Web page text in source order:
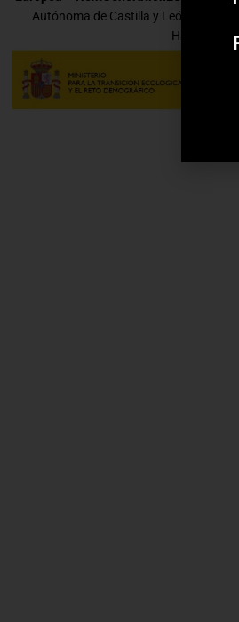
Autónoma de Castilla y León por la
Hacienda.